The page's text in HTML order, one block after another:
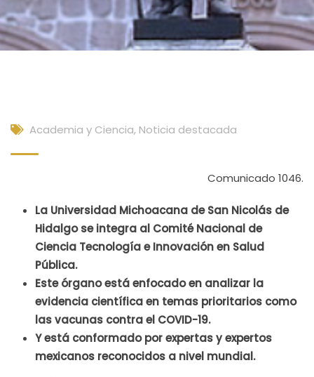
Academia y Ciencia, Noticia destacada
Comunicado 1046.
La Universidad Michoacana de San Nicolás de
Hidalgo se integra al Comité Nacional de
Ciencia Tecnología e Innovación en Salud
Pública.
Este órgano está enfocado en analizar la
evidencia científica en temas prioritarios como
las vacunas contra el COVID-19.
Y está conformado por expertas y expertos
mexicanos reconocidos a nivel mundial.